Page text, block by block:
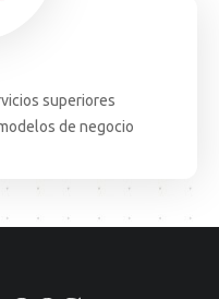
superiores
de negocio